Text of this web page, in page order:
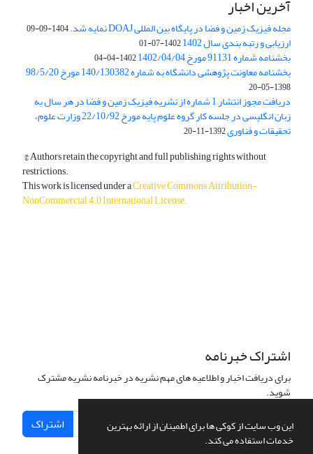
این وب سایت از کوکی ها برای اطمینان از ارائه بهترین
خدمات استفاده می کند.
آخرین اخبار
مجله فیزیک زمین و فضا در پایگاه بین المللی DOAJ نمایه شد. 1404-09-09
ارزیابی و رتبه بندی سال 1402 1402-07-01
بخشنامه شماره 91131 مورخ 1402/04/04 1402-04-04
بخشنامه معاونت پژوهشی دانشگاه به شماره 140/130382 مورخ 98/5/20
1398-05-20
دریافت مجوز انتشار 1 شماره از نشریه فیزیک زمین و فضا در هر سال به
زبان انگلیسی در جلسه کار گروه علوم پایه مورخ 22/10/92 وزارت علوم،
تحقیقات و فناوری1392-11-20
© Authors retain the copyright and full publishing rights without
restrictions.
This work is licensed under aCreative Commons Attribution-
NonCommercial 4.0 International License.
اشتراک خبرنامه
برای دریافت اخبار و اطلاعیه های مهم نشریه در خبرنامه نشریه مشترک
شوید.
اشتراک